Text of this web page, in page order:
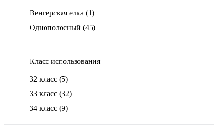
Венгерская елка (1)
Однополосный (45)
Класс использования
32 класс (5)
33 класс (32)
34 класс (9)